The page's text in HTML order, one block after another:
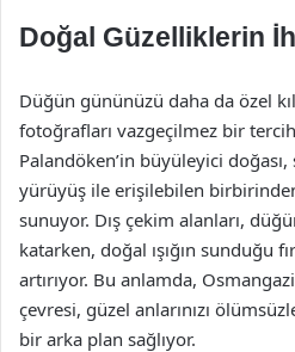
Doğal Güzelliklerin
Düğün gününüzü daha da özel
fotoğrafları vazgeçilmez bir
Palandöken’in büyüleyici doğası,
yürüyüş ile erişilebilen
sunuyor. Dış çekim alanları,
katarken, doğal ışığın sunduğu
artırıyor. Bu anlamda,
çevresi, güzel anlarınızı
bir arka plan sağlıyor.